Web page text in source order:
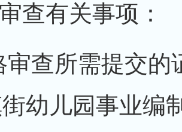
查有关事项：
审查所需提交
幼儿园事业编